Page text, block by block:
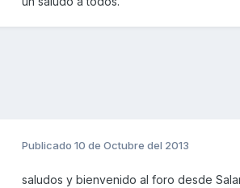
Publicado 10 de Octubre del 2013
saludos y bienvenido al foro desde